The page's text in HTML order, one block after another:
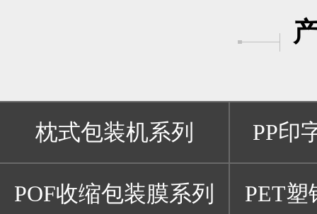
枕式包装机系列 PP印
POF收缩包装膜系列 PET